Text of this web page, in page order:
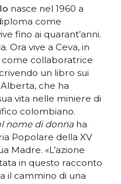
nasce nel 1960 a
come
fino ai quarant’anni.
Ora vive a Ceva, in
come collaboratrice
un libro sui
che ha
vita nelle miniere di
colombiano.
nome di donna ha
Popolare della XV
Madre. «L’azione
in questo racconto
il cammino di una